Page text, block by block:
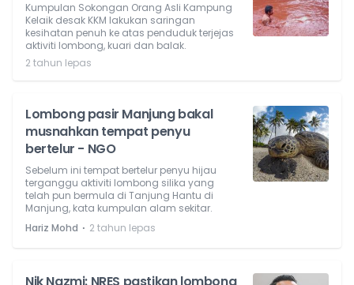
Kumpulan Sokongan Orang Asli Kampung
Kelaik desak KKM lakukan saringan
kesihatan penuh ke atas penduduk terjejas
aktiviti lombong, kuari dan balak.
2 tahun lepas
Lombong pasir Manjung bakal
musnahkan tempat penyu
bertelur - NGO
Sebelum ini tempat bertelur penyu hijau
terganggu aktiviti lombong silika yang
telah pun bermula di Tanjung Hantu di
Manjung, kata kumpulan alam sekitar.
Hariz Mohd ⋅ 2 tahun lepas